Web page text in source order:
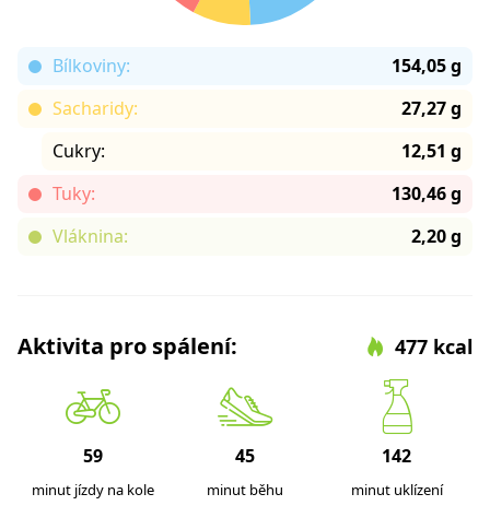
Bílkoviny:
154,05 g
Sacharidy:
27,27 g
Cukry:
12,51 g
Tuky:
130,46 g
Vláknina:
2,20 g
Aktivita pro spálení: 477 kcal
59
minut jízdy na kole
45
minut běhu
142
minut uklízení